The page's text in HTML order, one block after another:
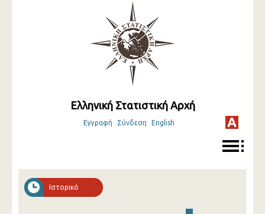
Ελληνική Στατιστική Αρχή
Εγγραφή Σύνδεση English
Ιστορικό